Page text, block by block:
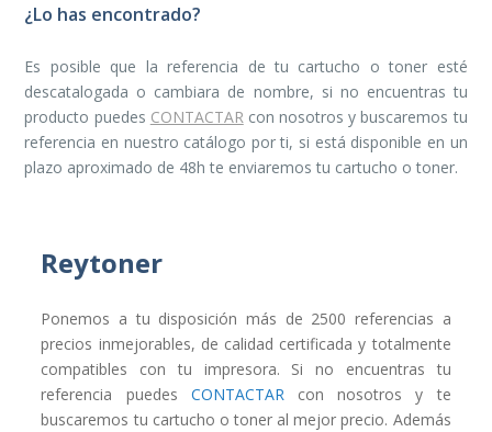
¿Lo has encontrado?
Es posible que la referencia de tu cartucho o toner esté
descatalogada o cambiara de nombre, si no encuentras tu
producto puedes CONTACTARcon nosotros y buscaremos tu
referencia en nuestro catálogo por ti, si está disponible en un
plazo aproximado de 48h te enviaremos tu cartucho o toner.
Reytoner
Ponemos a tu disposición más de 2500 referencias a
precios inmejorables, de calidad certificada y totalmente
compatibles con tu impresora. Si no encuentras tu
referencia puedes CONTACTARcon nosotros y te
buscaremos tu cartucho o toner al mejor precio. Además